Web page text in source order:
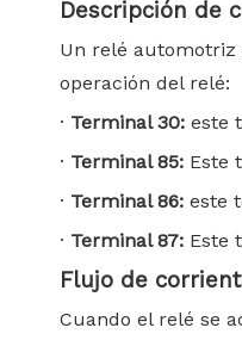
Descripción de
Un relé automotriz
operación del relé:
· Terminal 30: este
· Terminal 85: Este
· Terminal 86: este
· Terminal 87: Este
Flujo de
Cuando el relé se